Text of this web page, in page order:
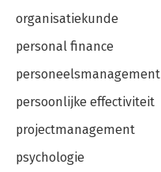
organisatiekunde
personal finance
personeelsmanagement
persoonlijke effectiviteit
projectmanagement
psychologie